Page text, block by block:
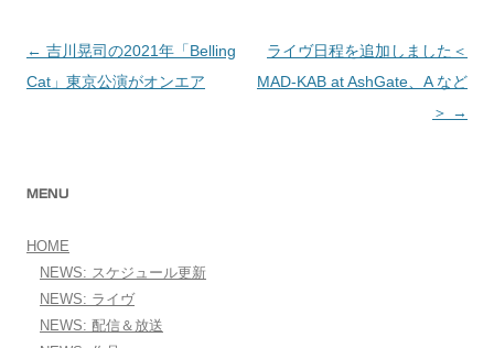
投稿ナビゲーション
← 吉川晃司の2021年「Belling
Cat」東京公演がオンエア
ライヴ日程を追加しました＜
MAD-KAB at AshGate、A など
＞ →
MENU
HOME
NEWS: スケジュール更新
NEWS: ライヴ
NEWS: 配信＆放送